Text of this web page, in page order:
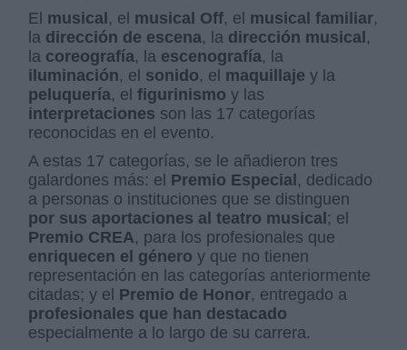
El musical, el musical Off, el musical familiar,
la dirección de escena, la dirección musical,
la coreografía, la escenografía, la
iluminación, el sonido, el maquillaje y la
peluquería, elfigurinismo y las
interpretaciones son las 17 categorías
reconocidas en el evento.
A estas 17 categorías, se le añadieron tres
galardones más: el Premio Especial, dedicado
a personas o instituciones que se distinguen
por sus aportaciones al teatro musical; el
Premio CREA, para los profesionales que
enriquecen el género y que no tienen
representación en las categorías anteriormente
citadas; y el Premio de Honor, entregado a
profesionales que han destacado
especialmente a lo largo de su carrera.